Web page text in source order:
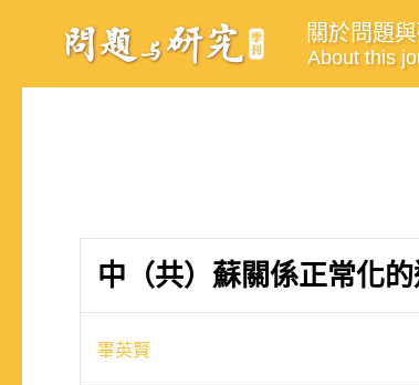
關於問題
About this
中（共）蘇關係正常化
畢英賢